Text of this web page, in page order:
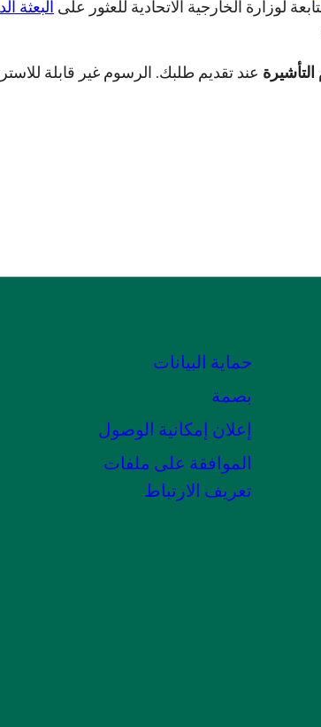
لوزارة الخارجية الاتحادية للعثور على البعثة
عند تقديم طلبك. الرسوم غير قابلة
حماية البيانات
بصمة
إعلان إمكانية الوصول
الموافقة على ملفات
تعريف الارتباط